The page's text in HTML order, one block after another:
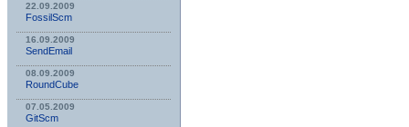
22.09.2009
FossilScm
16.09.2009
SendEmail
08.09.2009
RoundCube
07.05.2009
GitScm